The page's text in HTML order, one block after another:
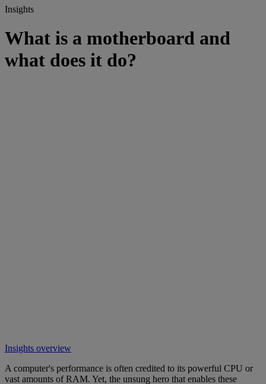
Insights
What is a motherboard and
what does it do?
Insights overview
A computer's performance is often credited to its powerful CPU or
vast amounts of RAM. Yet, the unsung hero that enables these